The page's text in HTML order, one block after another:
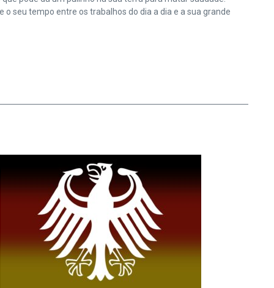
seu tempo entre os trabalhos do dia a dia e a sua grande